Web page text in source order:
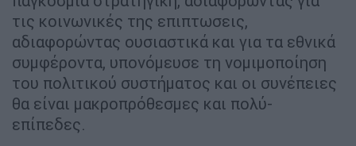
τις κοινωνικές της επιπτωσεις,
αδιαφορώντας ουσιαστικά και για τα εθνικά
συμφέροντα, υπονόμευσε τη νομιμοποίηση
του πολιτικού συστήματος και οι συνέπειες
θα είναι μακροπρόθεσμες και πολύ-
επίπεδες.